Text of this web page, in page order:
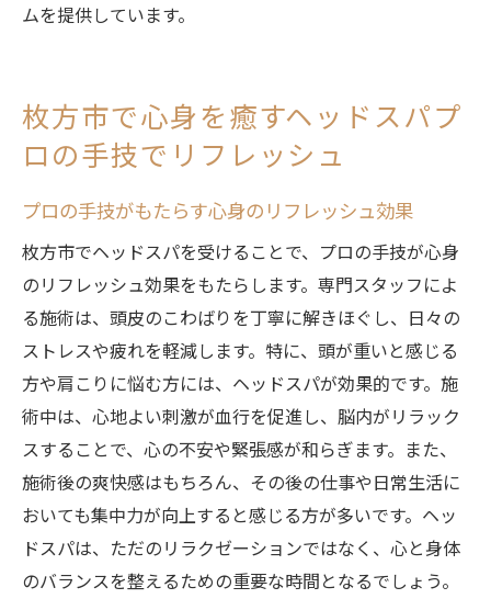
ムを提供しています。
枚方市で心身を癒すヘッドスパプ
ロの手技でリフレッシュ
プロの手技がもたらす心身のリフレッシュ効果
枚方市でヘッドスパを受けることで、プロの手技が心身
のリフレッシュ効果をもたらします。専門スタッフによ
る施術は、頭皮のこわばりを丁寧に解きほぐし、日々の
ストレスや疲れを軽減します。特に、頭が重いと感じる
方や肩こりに悩む方には、ヘッドスパが効果的です。施
術中は、心地よい刺激が血行を促進し、脳内がリラック
スすることで、心の不安や緊張感が和らぎます。また、
施術後の爽快感はもちろん、その後の仕事や日常生活に
おいても集中力が向上すると感じる方が多いです。ヘッ
ドスパは、ただのリラクゼーションではなく、心と身体
のバランスを整えるための重要な時間となるでしょう。